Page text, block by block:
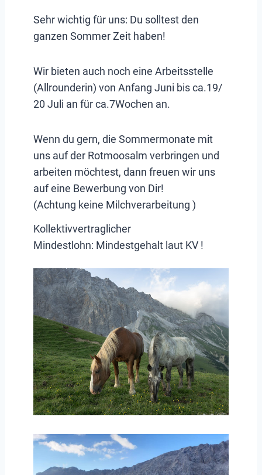
Sehr wichtig für uns: Du solltest den
ganzen Sommer Zeit haben!
Wir bieten auch noch eine Arbeitsstelle
(Allrounderin) von Anfang Juni bis ca.19/
20 Juli an für ca.7Wochen an.
Wenn du gern, die Sommermonate mit
uns auf der Rotmoosalm verbringen und
arbeiten möchtest, dann freuen wir uns
auf eine Bewerbung von Dir!
(Achtung keine Milchverarbeitung )
Kollektivvertraglicher
Mindestlohn: Mindestgehalt laut KV !